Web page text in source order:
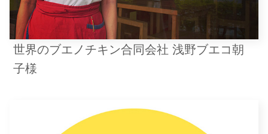
世界のブエノチキン合同会社 浅野ブエコ朝
子様